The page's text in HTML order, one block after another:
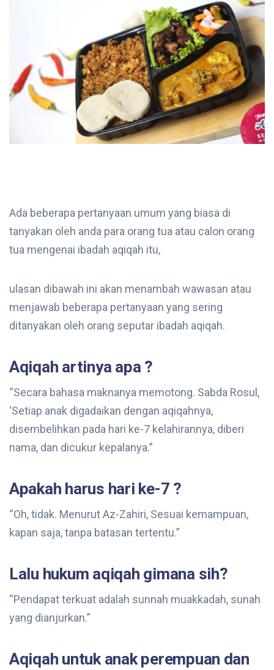
Ada beberapa pertanyaan umum yang biasa di
tanyakan oleh anda para orang tua atau calon orang
tua mengenai ibadah aqiqah itu,
ulasan dibawah ini akan menambah wawasan atau
menjawab beberapa pertanyaan yang sering
ditanyakan oleh orang seputar ibadah aqiqah.
Aqiqah artinya apa ?
“Secara bahasa maknanya memotong. Sabda Rosul,
‘Setiap anak digadaikan dengan aqiqahnya,
disembelihkan pada hari ke-7 kelahirannya, diberi
nama, dan dicukur kepalanya.”
Apakah harus hari ke-7 ?
“Oh, tidak. Menurut Az-Zahiri, Sesuai kemampuan,
kapan saja, tanpa batasan tertentu.”
Lalu hukum aqiqah gimana sih?
“Pendapat terkuat adalah sunnah muakkadah, sunah
yang dianjurkan.”
Aqiqah untuk anak perempuan dan